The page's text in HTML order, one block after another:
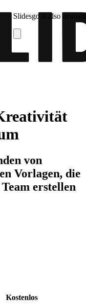
Slidesgo is also
von
Vorlagen, die
erstellen
Kostenlos